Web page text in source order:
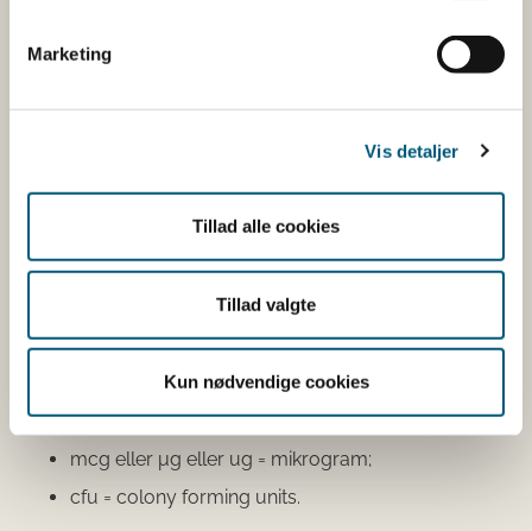
Marketing
Vis detaljer
Tillad alle cookies
Tillad valgte
Kun nødvendige cookies
Du kan også finde kontaktoplysninger på den
virksomhed, som har anmeldt produktet. Hvis du
klikker på virksomhedens navn, kan du se
Den fødevareafdeling, der fører tilsyn med
Mængdeangivelser:
mg = milligram;
mcg eller μg eller ug = mikrogram;
cfu = colony forming units.